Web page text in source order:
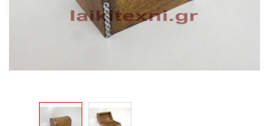
Χάσατε τον κωδικό σας ?